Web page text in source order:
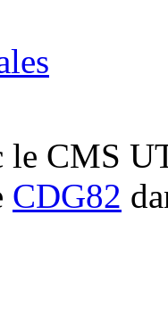
le CMS
CDG82